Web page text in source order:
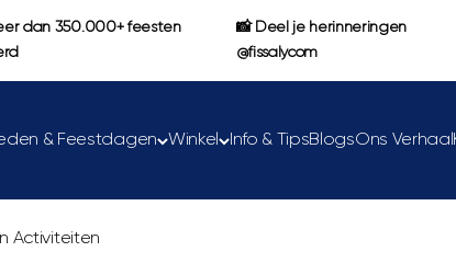
dan 350.000+ feesten
📸 Deel je herinneringen
@fissalycom
& Feestdagen Winkel Info & TipsBlogsOns Verhaal
Activiteiten